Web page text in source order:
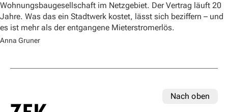
Wohnungsbaugesellschaft im Netzgebiet. Der Vertrag läuft 20
Jahre. Was das ein Stadtwerk kostet, lässt sich beziffern – und
es ist mehr als der entgangene Mieterstromerlös.
Anna Gruner
Nach oben